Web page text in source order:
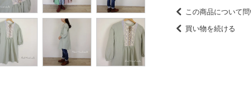
この商品について
買い物を続ける